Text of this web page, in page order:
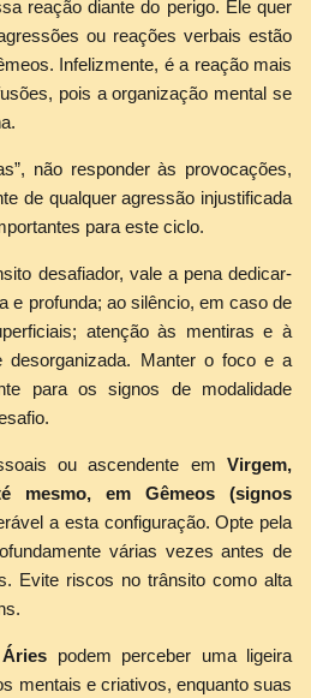
reação diante do perigo. Ele quer
ou reações verbais estão
Infelizmente, é a reação mais
pois a organização mental se
não responder às provocações,
de qualquer agressão injustificada
para este ciclo.
desafiador, vale a pena dedicar-
e profunda; ao silêncio, em caso de
atenção às mentiras e à
desorganizada. Manter o foco e a
para os signos de modalidade
ou ascendente em Virgem,
mesmo, em Gêmeos (signos
a esta configuração. Opte pela
várias vezes antes de
Evite riscos no trânsito como alta
podem perceber uma ligeira
mentais e criativos, enquanto suas